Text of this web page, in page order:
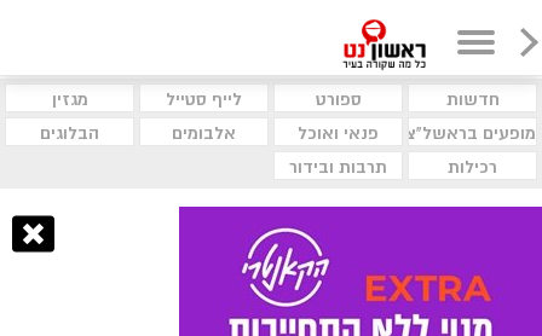
חדשות ספורט לייף סטייל
מגזין
מופעים בראשל"צ
פנאי ואוכל אלבומים
הבלוגים
רכילות
תרבות ובידור